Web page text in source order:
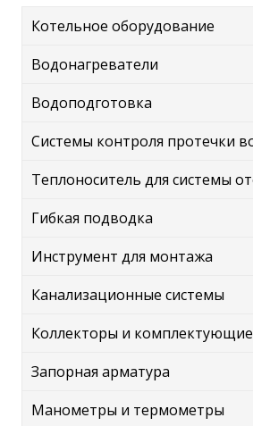
Котельное оборудование
Водонагреватели
Водоподготовка
Системы контроля протечки
Теплоноситель для системы
Гибкая подводка
Инструмент для монтажа
Канализационные системы
Коллекторы и
Запорная арматура
Манометры и термометры